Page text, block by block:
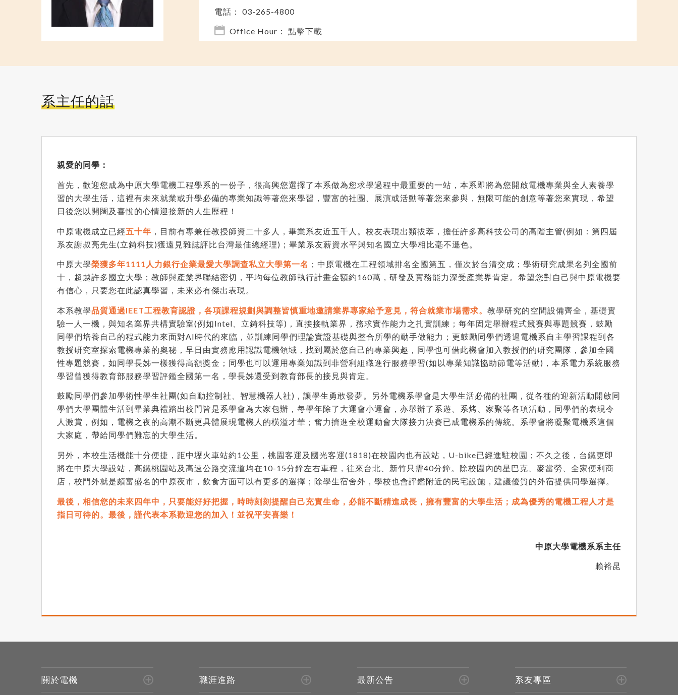
電話： 03-265-4800
Office Hour： 點擊下載
系主任的話
親愛的同學：
首先，歡迎您成為中原大學電機工程學系的一份子，很高興您選擇了本系做為您求學過程中最重要的一站，本系即將為您開啟電機專業與全人素養學
習的大學生活，這裡有未來就業或升學必備的專業知識等著您來學習，豐富的社團、展演或活動等著您來參與，無限可能的創意等著您來實現，希望
日後您以開闊及喜悅的心情迎接新的人生歷程！
中原電機成立已經五十年 ，目前有專兼任教授師資二十多人，畢業系友近五千人。校友表現出類拔萃，擔任許多高科技公司的高階主管(例如：第四屆
系友謝叔亮先生(立錡科技)獲遠見雜誌評比台灣最佳總經理)；畢業系友薪資水平與知名國立大學相比毫不遜色。
中原大學榮獲多年1111人力銀行企業最愛大學調查私立大學第一名 ；中原電機在工程領域排名全國第五，僅次於台清交成；學術研究成果名列全國前
十，超越許多國立大學；教師與產業界聯結密切，平均每位教師執行計畫金額約160萬，研發及實務能力深受產業界肯定。希望您對自己與中原電機要
有信心，只要您在此認真學習，未來必有傑出表現。
本系教學品質通過IEET工程教育認證，各項課程規劃與調整皆慎重地邀請業界專家給予意見，符合就業市場需求。 教學研究的空間設備齊全，基礎實
驗一人一機，與知名業界共構實驗室(例如Intel、立錡科技等)，直接接軌業界，務求實作能力之扎實訓練；每年固定舉辦程式競賽與專題競賽，鼓勵
同學們培養自己的程式能力來面對AI時代的來臨，並訓練同學們理論實證基礎與整合所學的動手做能力；更鼓勵同學們透過電機系自主學習課程到各
教授研究室探索電機專業的奧秘，早日由實務應用認識電機領域，找到屬於您自己的專業興趣，同學也可借此機會加入教授們的研究團隊，參加全國
性專題競賽，如同學長姊一樣獲得高額獎金；同學也可以運用專業知識到非營利組織進行服務學習(如以專業知識協助節電等活動)，本系電力系統服務
學習曾獲得教育部服務學習評鑑全國第一名，學長姊還受到教育部長的接見與肯定。
鼓勵同學們參加學術性學生社團(如自動控制社、智慧機器人社)，讓學生勇敢發夢。另外電機系學會是大學生活必備的社團，從各種的迎新活動開啟同
學們大學團體生活到畢業典禮踏出校門皆是系學會為大家包辦，每學年除了大運會小運會，亦舉辦了系遊、系烤、家聚等各項活動，同學們的表現令
人激賞，例如，電機之夜的高潮不斷更具體展現電機人的橫溢才華；奮力擠進全校運動會大隊接力決賽已成電機系的傳統。系學會將凝聚電機系這個
大家庭，帶給同學們難忘的大學生活。
另外，本校生活機能十分便捷，距中壢火車站約1公里，桃園客運及國光客運(1818)在校園內也有設站，U-bike已經進駐校園；不久之後，台鐵更即
將在中原大學設站，高鐵桃園站及高速公路交流道均在10-15分鐘左右車程，往來台北、新竹只需40分鐘。除校園內的星巴克、麥當勞、全家便利商
店，校門外就是頗富盛名的中原夜市，飲食方面可以有更多的選擇；除學生宿舍外，學校也會評鑑附近的民宅設施，建議優質的外宿提供同學選擇。
最後，相信您的未來四年中，只要能好好把握，時時刻刻提醒自己充實生命，必能不斷精進成長，擁有豐富的大學生活；成為優秀的電機工程人才是
指日可待的。最後，謹代表本系歡迎您的加入！並祝平安喜樂！
中原大學電機系系主任
賴裕昆
關於電機 職涯進路 最新公告 系友專區